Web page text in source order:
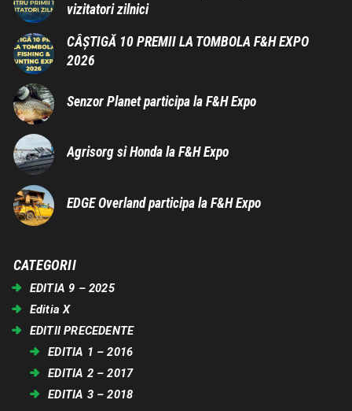
vizitatori zilnici
CÂȘTIGĂ 10 PREMII LA TOMBOLA F&H EXPO
2026
Senzor Planet participa la F&H Expo
Agrisorg si Honda la F&H Expo
EDGE Overland participa la F&H Expo
CATEGORII
EDITIA 9 – 2025
Editia X
EDITII PRECEDENTE
EDITIA 1 – 2016
EDITIA 2 – 2017
EDITIA 3 – 2018